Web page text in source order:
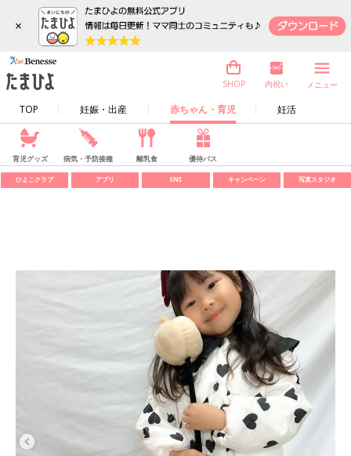
×
TOP 妊娠・出産 赤ちゃん・育児 妊活
SHOP 内祝い メニュー
育児グッズ 病気・予防接種 離乳食 優待パス
ひよこクラブ アプリ SNS キャンペーン 写真スタジオ